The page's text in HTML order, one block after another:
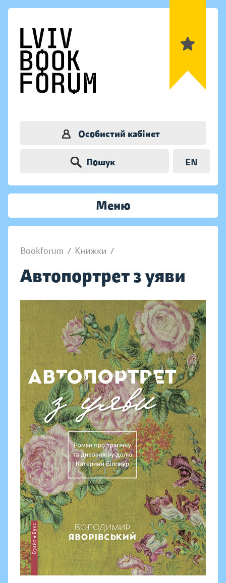
Особистий кабінет
Пошук EN
Меню
Bookforum / Книжки /
Автопортрет з уяви